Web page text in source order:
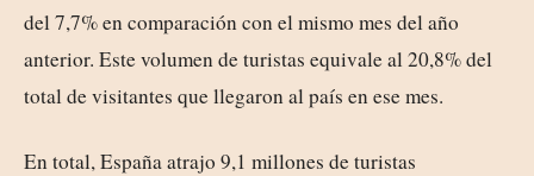
del 7,7% en comparación con el mismo mes del año
anterior. Este volumen de turistas equivale al 20,8% del
total de visitantes que llegaron al país en ese mes.
En total, España atrajo 9,1 millones de turistas